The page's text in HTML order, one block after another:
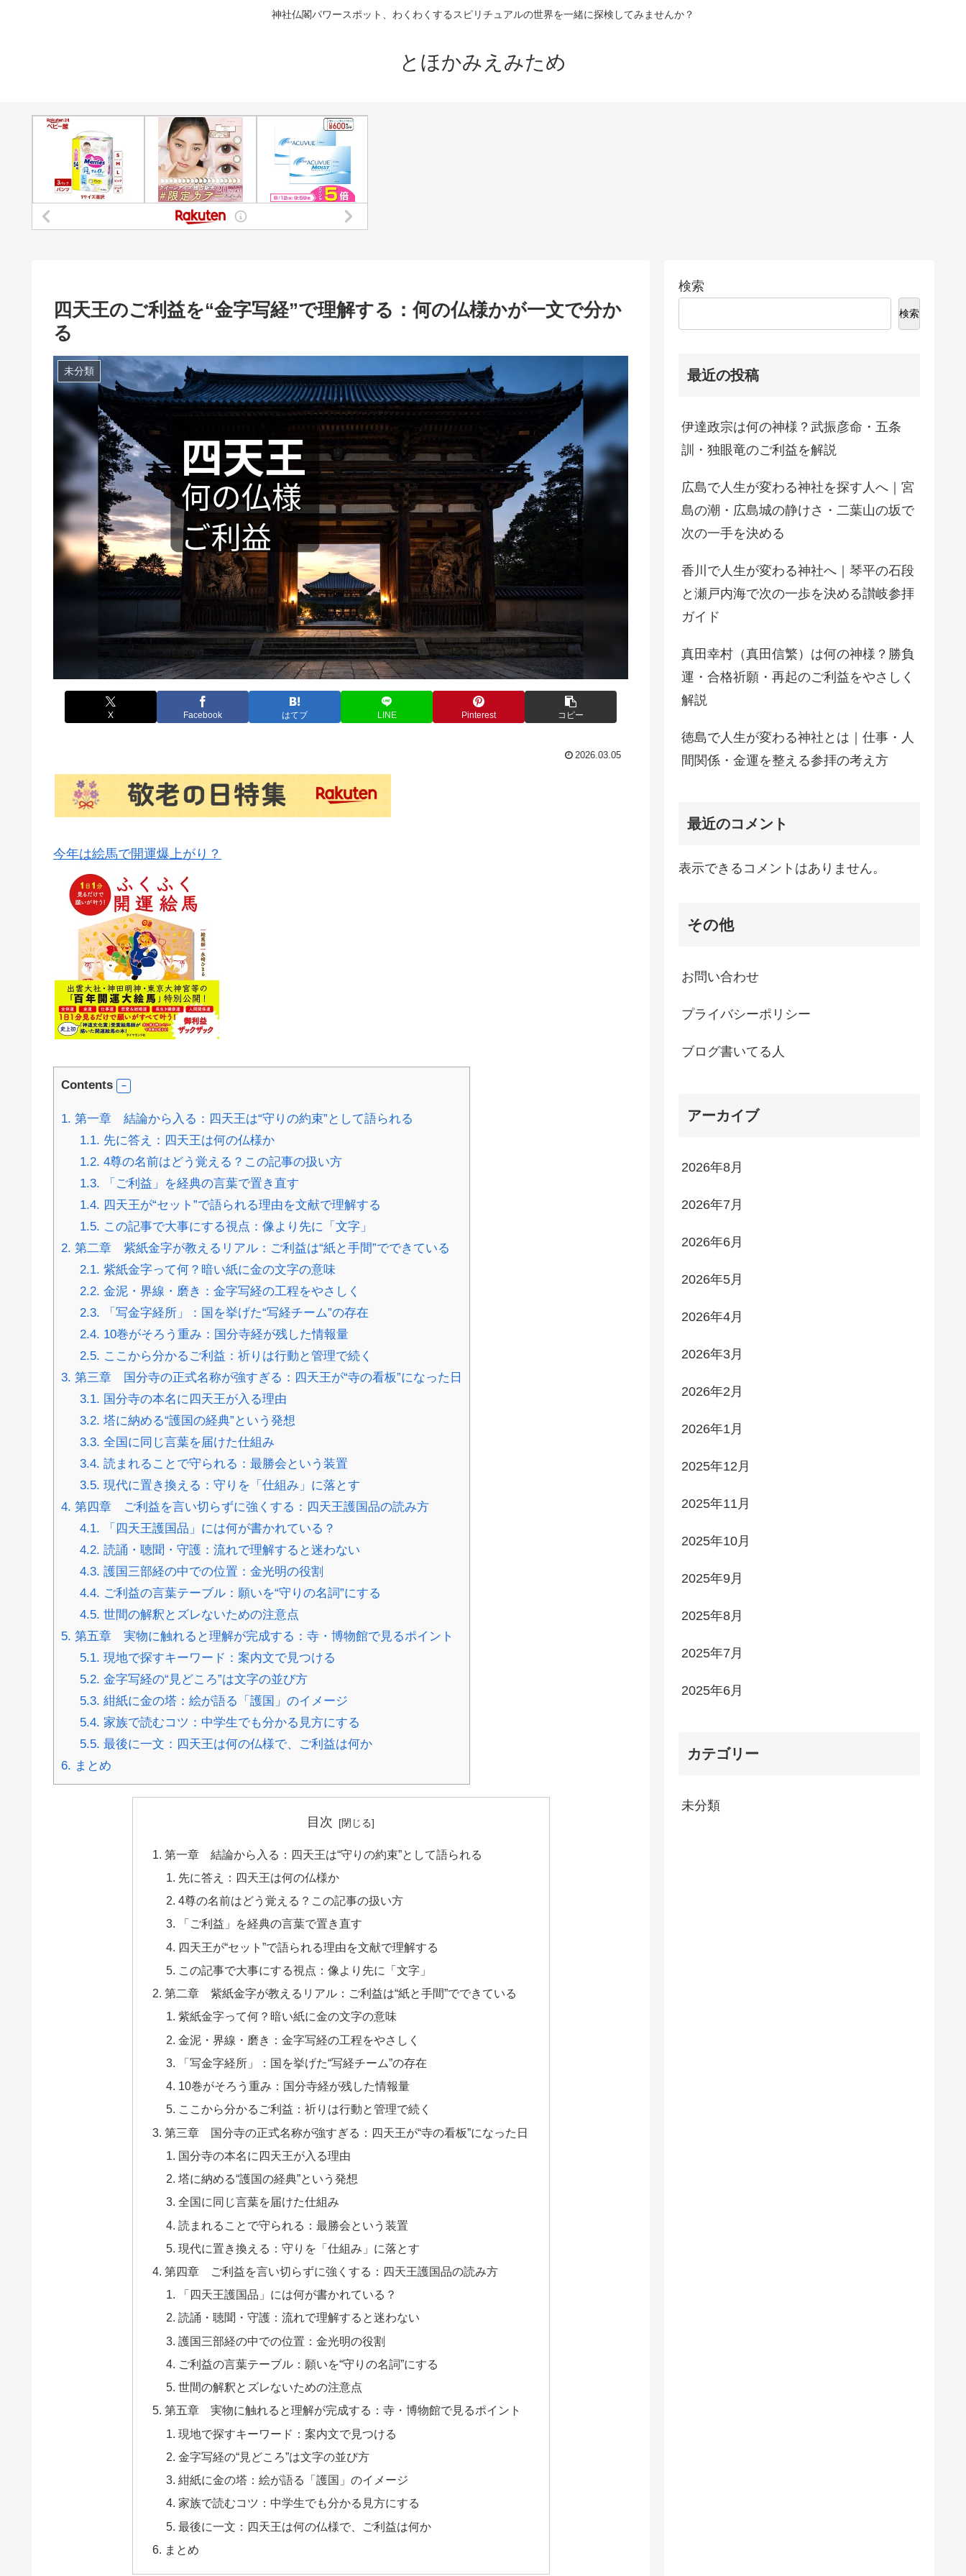
神社仏閣パワースポット、わくわくするスピリチュアルの世界を一緒に探検してみませんか？
とほかみえみため
四天王のご利益を“金字写経”で理解する：何の仏様かが一文で分か
る
未分類
X Facebook はてブ LINE Pinterest コピー
2026.03.05
今年は絵馬で開運爆上がり？
Contents
1. 第一章 結論から入る：四天王は“守りの約束”として語られる
1.1. 先に答え：四天王は何の仏様か
1.2. 4尊の名前はどう覚える？この記事の扱い方
1.3. 「ご利益」を経典の言葉で置き直す
1.4. 四天王が“セット”で語られる理由を文献で理解する
1.5. この記事で大事にする視点：像より先に「文字」
2. 第二章 紫紙金字が教えるリアル：ご利益は“紙と手間”でできている
2.1. 紫紙金字って何？暗い紙に金の文字の意味
2.2. 金泥・界線・磨き：金字写経の工程をやさしく
2.3. 「写金字経所」：国を挙げた“写経チーム”の存在
2.4. 10巻がそろう重み：国分寺経が残した情報量
2.5. ここから分かるご利益：祈りは行動と管理で続く
3. 第三章 国分寺の正式名称が強すぎる：四天王が“寺の看板”になった日
3.1. 国分寺の本名に四天王が入る理由
3.2. 塔に納める“護国の経典”という発想
3.3. 全国に同じ言葉を届けた仕組み
3.4. 読まれることで守られる：最勝会という装置
3.5. 現代に置き換える：守りを「仕組み」に落とす
4. 第四章 ご利益を言い切らずに強くする：四天王護国品の読み方
4.1. 「四天王護国品」には何が書かれている？
4.2. 読誦・聴聞・守護：流れで理解すると迷わない
4.3. 護国三部経の中での位置：金光明の役割
4.4. ご利益の言葉テーブル：願いを“守りの名詞”にする
4.5. 世間の解釈とズレないための注意点
5. 第五章 実物に触れると理解が完成する：寺・博物館で見るポイント
5.1. 現地で探すキーワード：案内文で見つける
5.2. 金字写経の“見どころ”は文字の並び方
5.3. 紺紙に金の塔：絵が語る「護国」のイメージ
5.4. 家族で読むコツ：中学生でも分かる見方にする
5.5. 最後に一文：四天王は何の仏様で、ご利益は何か
6. まとめ
目次
第一章 結論から入る：四天王は“守りの約束”として語られる
先に答え：四天王は何の仏様か
4尊の名前はどう覚える？この記事の扱い方
「ご利益」を経典の言葉で置き直す
四天王が“セット”で語られる理由を文献で理解する
この記事で大事にする視点：像より先に「文字」
第二章 紫紙金字が教えるリアル：ご利益は“紙と手間”でできている
紫紙金字って何？暗い紙に金の文字の意味
金泥・界線・磨き：金字写経の工程をやさしく
「写金字経所」：国を挙げた“写経チーム”の存在
10巻がそろう重み：国分寺経が残した情報量
ここから分かるご利益：祈りは行動と管理で続く
第三章 国分寺の正式名称が強すぎる：四天王が“寺の看板”になった日
国分寺の本名に四天王が入る理由
塔に納める“護国の経典”という発想
全国に同じ言葉を届けた仕組み
読まれることで守られる：最勝会という装置
現代に置き換える：守りを「仕組み」に落とす
第四章 ご利益を言い切らずに強くする：四天王護国品の読み方
「四天王護国品」には何が書かれている？
読誦・聴聞・守護：流れで理解すると迷わない
護国三部経の中での位置：金光明の役割
ご利益の言葉テーブル：願いを“守りの名詞”にする
世間の解釈とズレないための注意点
第五章 実物に触れると理解が完成する：寺・博物館で見るポイント
現地で探すキーワード：案内文で見つける
金字写経の“見どころ”は文字の並び方
紺紙に金の塔：絵が語る「護国」のイメージ
家族で読むコツ：中学生でも分かる見方にする
最後に一文：四天王は何の仏様で、ご利益は何か
まとめ
検索
検索
最近の投稿
伊達政宗は何の神様？武振彦命・五条
訓・独眼竜のご利益を解説
広島で人生が変わる神社を探す人へ｜宮
島の潮・広島城の静けさ・二葉山の坂で
次の一手を決める
香川で人生が変わる神社へ｜琴平の石段
と瀬戸内海で次の一歩を決める讃岐参拝
ガイド
真田幸村（真田信繁）は何の神様？勝負
運・合格祈願・再起のご利益をやさしく
解説
徳島で人生が変わる神社とは｜仕事・人
間関係・金運を整える参拝の考え方
最近のコメント
表示できるコメントはありません。
その他
お問い合わせ
プライバシーポリシー
ブログ書いてる人
アーカイブ
2026年8月
2026年7月
2026年6月
2026年5月
2026年4月
2026年3月
2026年2月
2026年1月
2025年12月
2025年11月
2025年10月
2025年9月
2025年8月
2025年7月
2025年6月
カテゴリー
未分類